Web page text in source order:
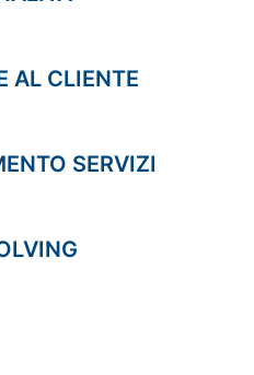
AL CLIENTE
SERVIZI